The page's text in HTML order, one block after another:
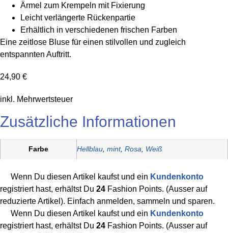
Ärmel zum Krempeln mit Fixierung
Leicht verlängerte Rückenpartie
Erhältlich in verschiedenen frischen Farben
Eine zeitlose Bluse für einen stilvollen und zugleich
entspannten Auftritt.
24,90 €
inkl. Mehrwertsteuer
Zusätzliche Informationen
Farbe Hellblau mint, Rosa Weiß
Wenn Du diesen Artikel kaufst und ein Kundenkonto
registriert hast, erhältst Du 24 Fashion Points. (Ausser auf
reduzierte Artikel). Einfach anmelden, sammeln und sparen.
Wenn Du diesen Artikel kaufst und ein Kundenkonto
registriert hast, erhältst Du 24 Fashion Points. (Ausser auf